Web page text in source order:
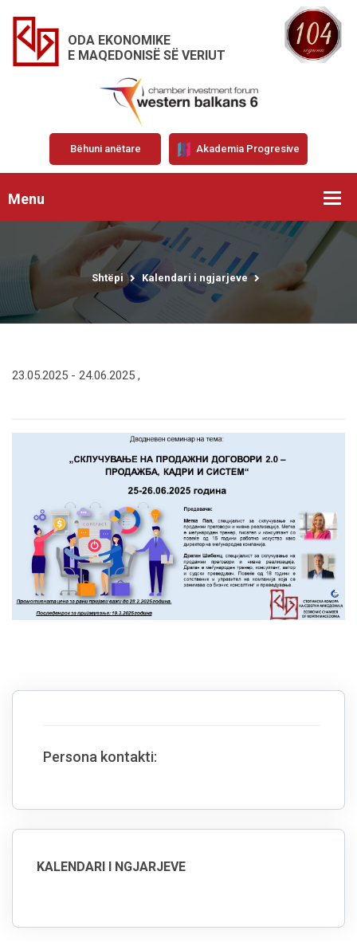
ODA EKONOMIKE
E MAQEDONISË SË VERIUT
Bëhuni anëtare Akademia Progresive
Menu
Shtëpi Kalendari i ngjarjeve
23.05.2025 - 24.06.2025 ,
Persona kontakti:
KALENDARI I NGJARJEVE